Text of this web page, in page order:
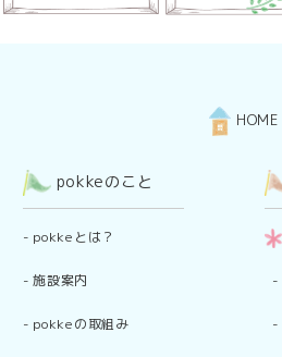
HOME
pokkeのこと
- pokkeとは？
-施設案内
- pokkeの取組み
-
-